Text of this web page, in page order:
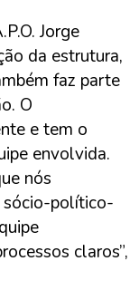
Jorge
da estrutura,
faz parte
O
e tem o
envolvida.
nós
sócio-político-
claros”,